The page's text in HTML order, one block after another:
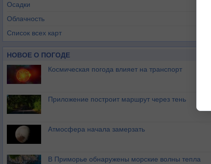
Осадки
Облачность
Список всех карт
НОВОЕ О ПОГОДЕ
Космическая погода влияет на транспорт
Приложение построит маршрут через тень
Атмосфера начала замерзать
В Приморье обнаружены морские волны тепла